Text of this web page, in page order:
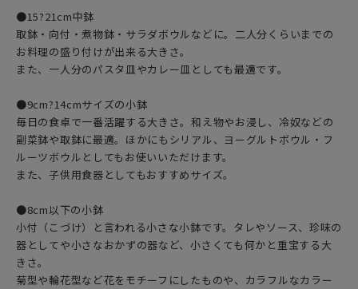
●15?21cm中鉢
取鉢・向付・煮物鉢・サラダボウルなどに。二人分くらいまでの
お料理の盛り付けが出来る大きさ。
また、一人分のパスタ皿やカレー皿としても最適です。
●9cm?14cmサイズの小鉢
毎日の食卓で一番活躍する大きさ。和え物やお浸し、冷奴などの
副菜鉢や取鉢に最適。ほかにもシリアル、ヨーグルトボウル・フ
ルーツボウルとしてもお使いいただけます。
また、子供用食器としてもおすすめサイズ。
●8cm以下の小鉢
小付（こづけ）と言われる小さな小鉢です。タレやソース、珍味の
器としてや小さなおかずの器など、小さくても何かと重宝する大
きさ。
菊型や輪花型など花をモチーフにしたものや、カラフルなカラー